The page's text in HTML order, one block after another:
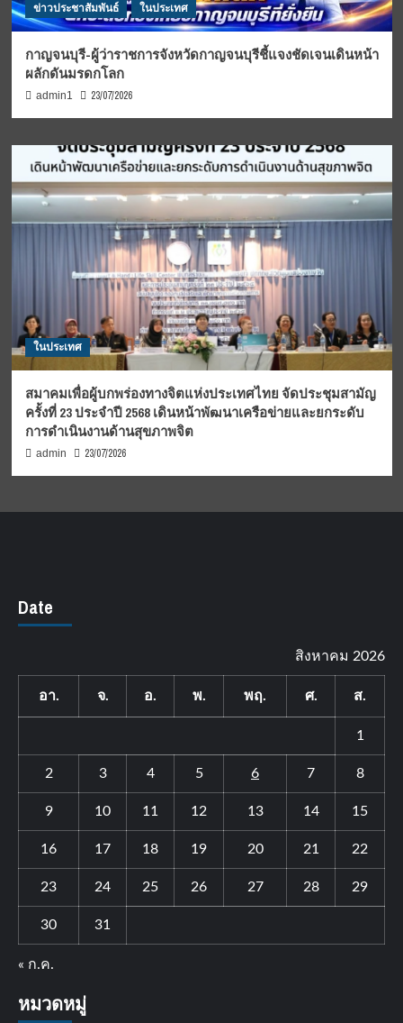
ข่าวประชาสัมพันธ์ ในประเทศ
กาญจนบุรี-ผู้ว่าราชการจังหวัดกาญจนบุรีชี้แจงชัดเจนเดินหน้า
ผลักดันมรดกโลก
admin1 23/07/2026
ในประเทศ
สมาคมเพื่อผู้บกพร่องทางจิตแห่งประเทศไทย จัดประชุมสามัญ
ครั้งที่ 23 ประจำปี 2568 เดินหน้าพัฒนาเครือข่ายและยกระดับ
การดำเนินงานด้านสุขภาพจิต
admin 23/07/2026
Date
สิงหาคม 2026
อา. จ. อ. พ. พฤ. ศ. ส.
1
2 3 4 5 6 7 8
9 10 11 12 13 14 15
16 17 18 19 20 21 22
23 24 25 26 27 28 29
30 31
« ก.ค.
หมวดหมู่